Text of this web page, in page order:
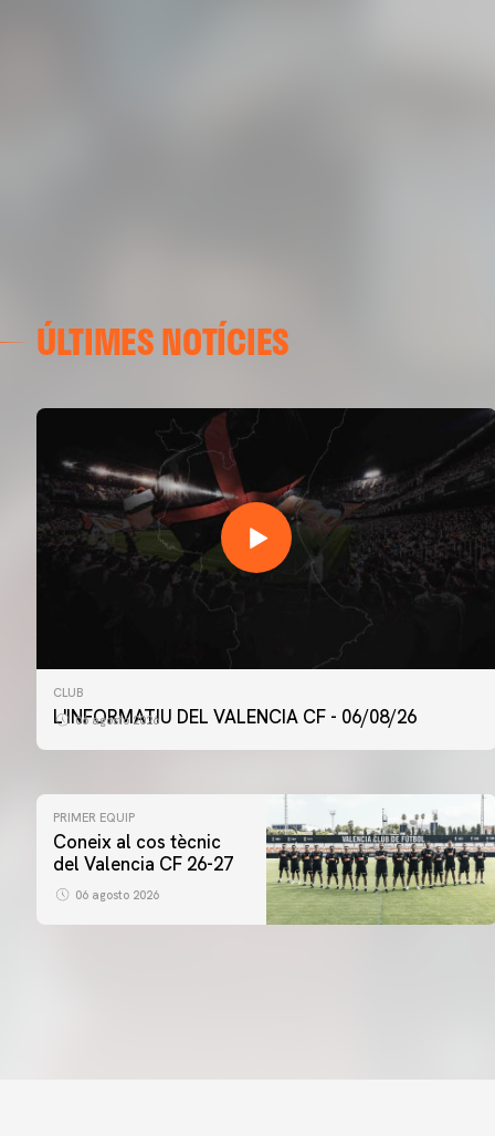
ÚLTIMES NOTÍCIES
CLUB
L'INFORMATIU DEL VALENCIA CF - 06/08/26
06 agosto 2026
PRIMER EQUIP
Coneix al cos tècnic
del Valencia CF 26-27
06 agosto 2026